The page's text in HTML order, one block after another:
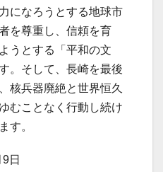
になろうとする地球市
を尊重し、信頼を育
うとする「平和の文
。そして、長崎を最後
核兵器廃絶と世界恒久
むことなく行動し続け
す。
日